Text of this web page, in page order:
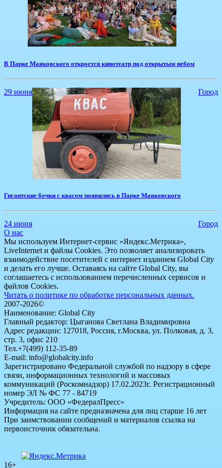
В Парке Маяковского откроется кинотеатр под открытым небом
29 июня Город
Гигантские бочки с квасом появились в Парке Маяковского
24 июня
Город
О нас
Мы используем Интернет-сервис «Яндекс.Метрика»,
LiveInternet и файлы Cookies. Это позволяет анализировать
взаимодействие посетителей с интернет изданием Global City
и делать его лучше. Оставаясь на сайте Global City, вы
соглашаетесь с использованием перечисленных сервисов и
файлов Cookies.
Читать о политике по обработке персональных данных.
2007-2026©
Наименование: Global City
Главный редактор: Цыганова Светлана Владимировна
Адрес редакции: 127018, Россия, г.Москва, ул. Полковая, д. 3,
стр. 3, офис 210
Тел.+7(499) 112-35-89
E-mail: info@globalcity.info
Зарегистрировано Федеральной службой по надзору в сфере
связи, информационных технологий и массовых
коммуникаций (Роскомнадзор) 17.02.2023г. Регистрационный
номер ЭЛ № ФС 77 - 84719
Учредитель: ООО «ФедералПресс»
Информация на сайте предназначена для лиц старше 16 лет
При заимствовании сообщений и материалов ссылка на
первоисточник обязательна.
16+